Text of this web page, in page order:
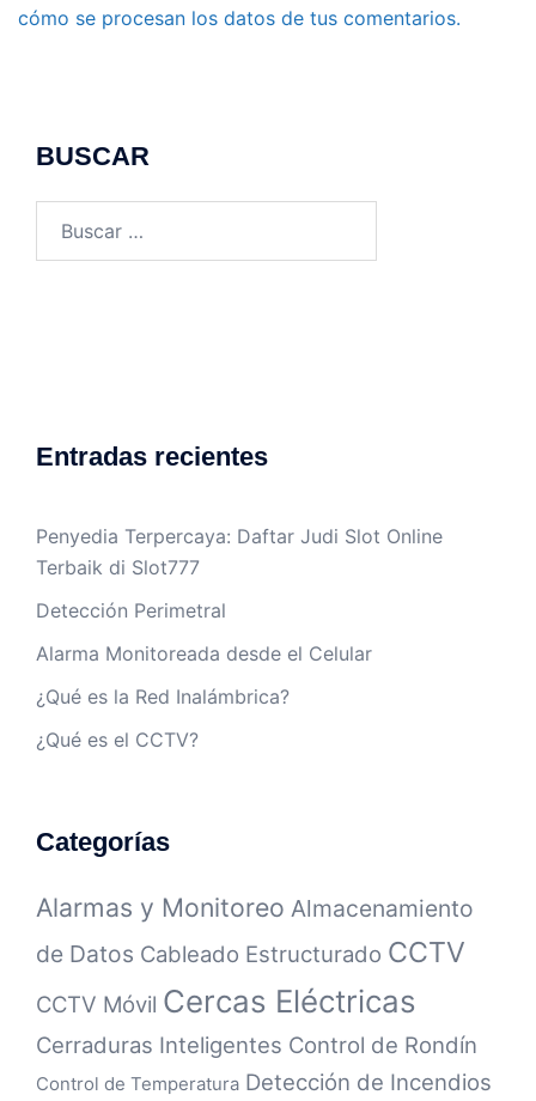
cómo se procesan los datos de tus comentarios.
BUSCAR
Entradas recientes
Penyedia Terpercaya: Daftar Judi Slot Online
Terbaik di Slot777
Detección Perimetral
Alarma Monitoreada desde el Celular
¿Qué es la Red Inalámbrica?
¿Qué es el CCTV?
Categorías
Alarmas y Monitoreo Almacenamiento
de Datos Cableado Estructurado CCTV
CCTV Móvil Cercas Eléctricas
Cerraduras Inteligentes Control de Rondín
Control de Temperatura Detección de Incendios